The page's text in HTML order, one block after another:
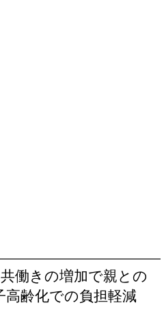
働きの増加で親との
高齢化での負担軽減